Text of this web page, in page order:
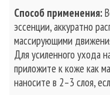
Способ применения:
эссенции, аккуратно
массирующими
Для усиленного ухода
приложите к коже как
наносите в 2–3 слоя,